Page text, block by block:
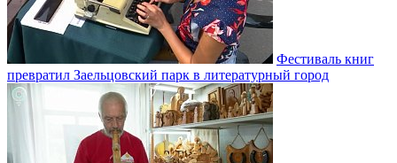
Фестиваль книг
превратил Заельцовский парк в литературный город